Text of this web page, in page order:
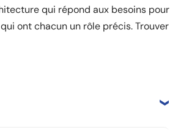
qui répond aux besoins pour
ont chacun un rôle précis. Trouver